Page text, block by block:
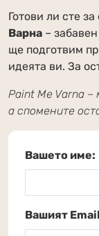
Готови ли сте
Варна –
ще подготвим
идеята ви. За
Paint Me Varna –
а спомените
Вашето име:
Вашият